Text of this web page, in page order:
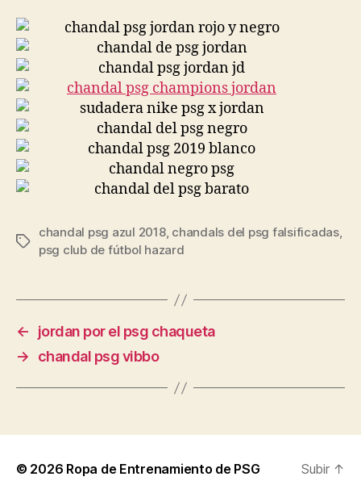
Etiquetas
chandal psg azul 2018, chandals del psg falsificadas,
psg club de fútbol hazard
←
jordan por el psg chaqueta
→
chandal psg vibbo
© 2026 Ropa de Entrenamiento de PSG Subir ↑